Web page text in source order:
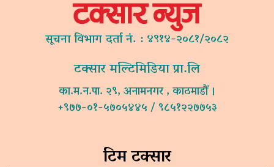
सूचना विभाग दर्ता नं. : ४९१४-२०८१/२०८२
टक्सार मल्टिमिडिया प्रा.लि
का.म.न.पा. २९, अनामनगर , काठमाडौं ।
+९७७-०१-५७०५४४५ / ९८५१२२७७५३
टिम टक्सार